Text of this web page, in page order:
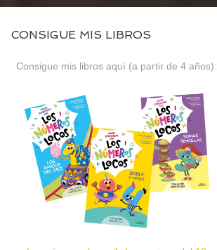
CONSIGUE MIS LIBROS
Consigue mis libros aquí (a partir de 4 años):